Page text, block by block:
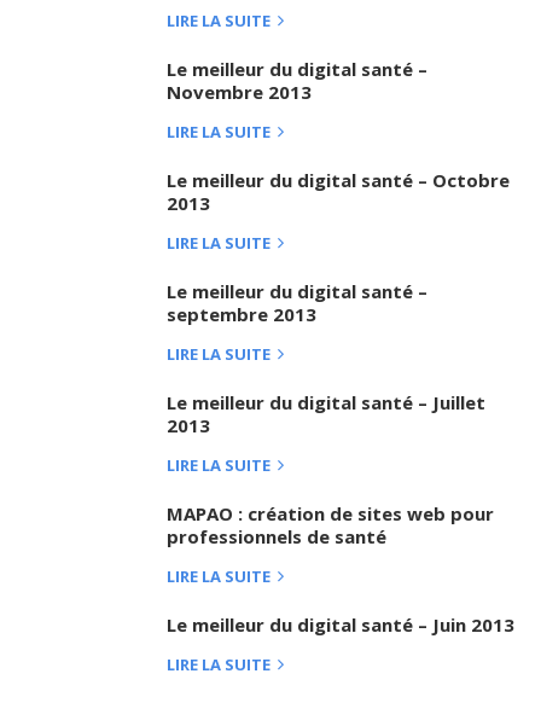
LIRE LA SUITE
Le meilleur du digital santé –
Novembre 2013
LIRE LA SUITE
Le meilleur du digital santé – Octobre
2013
LIRE LA SUITE
Le meilleur du digital santé –
septembre 2013
LIRE LA SUITE
Le meilleur du digital santé – Juillet
2013
LIRE LA SUITE
MAPAO : création de sites web pour
professionnels de santé
LIRE LA SUITE
Le meilleur du digital santé – Juin 2013
LIRE LA SUITE